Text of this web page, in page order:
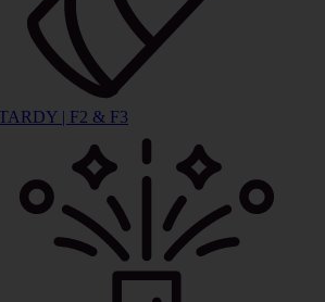
| F2 & F3